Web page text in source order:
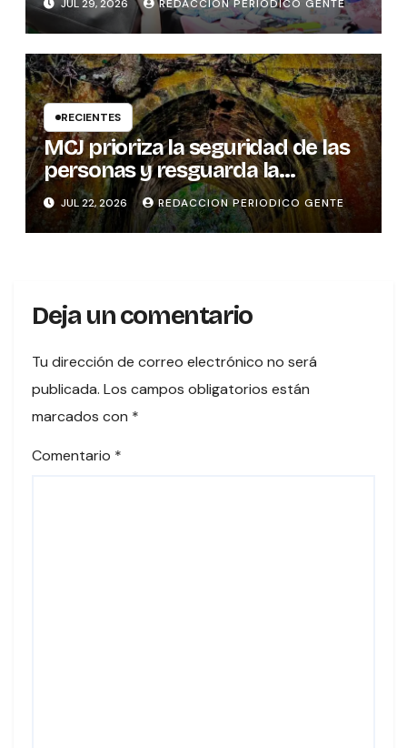
JUL 29, 2026 REDACCION PERIODICO GENTE
RECIENTES
MCJ prioriza la seguridad de las
personas y resguarda la
memoria histórica del puente
sobre el río Tures
JUL 22, 2026 REDACCION PERIODICO GENTE
Deja un comentario
Tu dirección de correo electrónico no será
publicada. Los campos obligatorios están
marcados con *
Comentario *